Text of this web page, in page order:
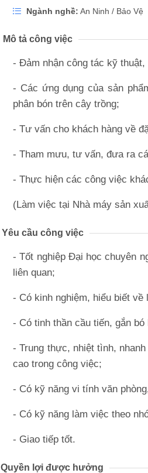
Ngành nghề: An Ninh / Bảo Vệ
Mô tả công việc
- Đảm nhận công tác kỹ
- Các ứng dụng của sản
phân bón trên cây trồng;
- Tư vấn cho khách hàng về
- Tham mưu, tư vấn, đưa ra
- Thực hiện các công việc
(Làm việc tại Nhà máy sản
Yêu cầu công việc
- Tốt nghiệp Đại học chuyên
liên quan;
- Có kinh nghiệm, hiểu biết
- Có tinh thần cầu tiến, gắn
- Trung thực, nhiệt tình,
cao trong công việc;
- Có kỹ năng vi tính văn
- Có kỹ năng làm việc theo
- Giao tiếp tốt.
Quyền lợi được hưởng